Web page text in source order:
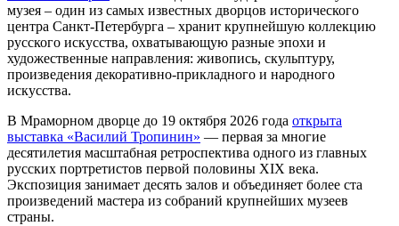
музея – один из самых известных дворцов исторического
центра Санкт-Петербурга – хранит крупнейшую коллекцию
русского искусства, охватывающую разные эпохи и
художественные направления: живопись, скульптуру,
произведения декоративно-прикладного и народного
искусства.
В Мраморном дворце до 19 октября 2026 года открыта
выставка «Василий Тропинин» — первая за многие
десятилетия масштабная ретроспектива одного из главных
русских портретистов первой половины XIX века.
Экспозиция занимает десять залов и объединяет более ста
произведений мастера из собраний крупнейших музеев
страны.